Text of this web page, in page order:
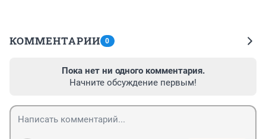
КОММЕНТАРИИ 0
Пока нет ни одного комментария.
Начните обсуждение первым!